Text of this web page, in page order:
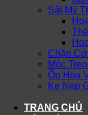
Sắt Mỹ
Chặn
Móc
Ốp Hoa
Ke Nẹp
TRANG CHỦ